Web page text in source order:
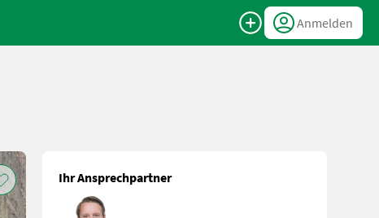
Anmelden
Ihr Ansprechpartner